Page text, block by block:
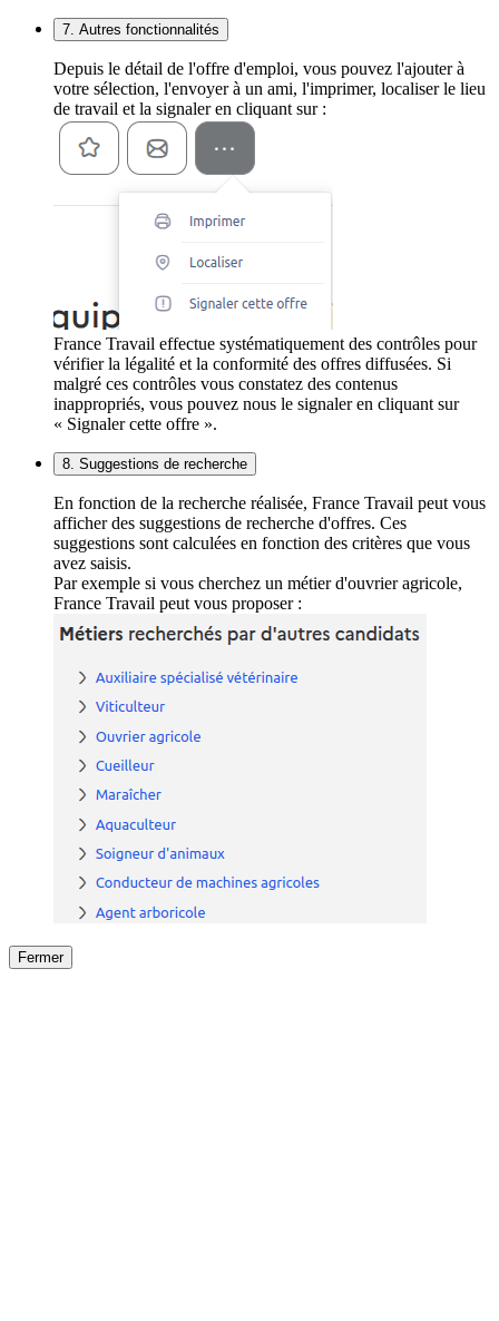
7. Autres fonctionnalités
Depuis le détail de l'offre d'emploi, vous pouvez l'ajouter à
votre sélection, l'envoyer à un ami, l'imprimer, localiser le lieu
de travail et la signaler en cliquant sur :
France Travail effectue systématiquement des contrôles pour
vérifier la légalité et la conformité des offres diffusées. Si
malgré ces contrôles vous constatez des contenus
inappropriés, vous pouvez nous le signaler en cliquant sur
« Signaler cette offre ».
8. Suggestions de recherche
En fonction de la recherche réalisée, France Travail peut vous
afficher des suggestions de recherche d'offres. Ces
suggestions sont calculées en fonction des critères que vous
avez saisis.
Par exemple si vous cherchez un métier d'ouvrier agricole,
France Travail peut vous proposer :
Fermer